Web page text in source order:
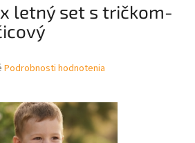
letný set s tričkom-
Podrobnosti hodnotenia